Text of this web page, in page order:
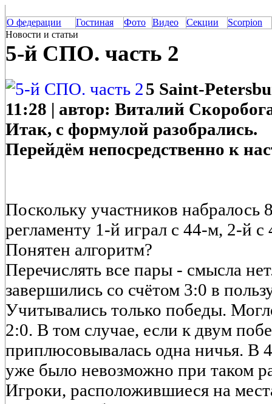
О федерации Гостиная Фото Видео Секции
Scorpion
Новости и статьи
5-й СПО. часть 2
5 Saint-
11:28 | автор: Виталий
Итак, с формулой разобрались.
Перейдём непосредственно к
Поскольку участников набралось
регламенту 1-й играл с 44-м, 2-й
Понятен алгоритм?
Перечислять все пары - смысла
завершились со счётом 3:0 в
Учитывались только победы.
2:0. В том случае, если к двум
приплюсовывалась одна ничья. В
уже было невозможно при таком
Игроки, расположившиеся на